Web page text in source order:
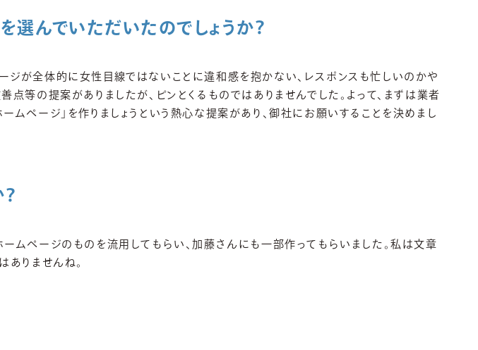
選んでいただいたのでしょうか？
ジが全体的に女性目線ではないことに違和感を抱かない、レスポンスも忙しいのかや
等の提案がありましたが、ピンとくるものではありませんでした。よって、まずは業者
ムページ」を作りましょうという熱心な提案があり、御社にお願いすることを決めまし
ムページのものを流用してもらい、加藤さんにも一部作ってもらいました。私は文章
ありませんね。